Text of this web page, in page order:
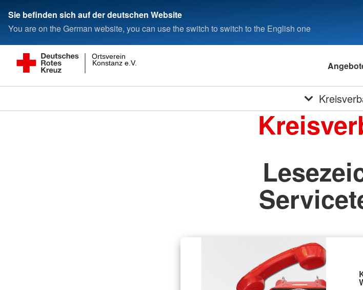
Sie befinden sich auf der deutschen Website
You are on the German website, you can use the switch to switch to the English one
Konstanz e.V.
Ortsverein